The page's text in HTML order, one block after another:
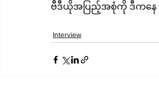
ဗီဒီယိုအပြည့်အစုံကို ဒီကနေ
Interview